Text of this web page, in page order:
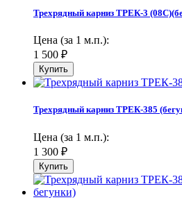
Трехрядный карниз ТРЕК-3
Цена (за 1 м.п.):
1 500 ₽
Трехрядный карниз ТРЕК-385
Цена (за 1 м.п.):
1 300 ₽